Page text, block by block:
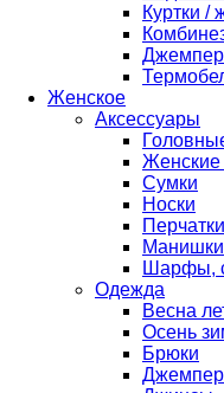
Куртки /
Женское
Аксессуары
Сумки
Носки
Манишки
Шарфы,
Одежда
Весна
Осень
Брюки